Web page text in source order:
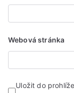
Webová stránka
Uložit do